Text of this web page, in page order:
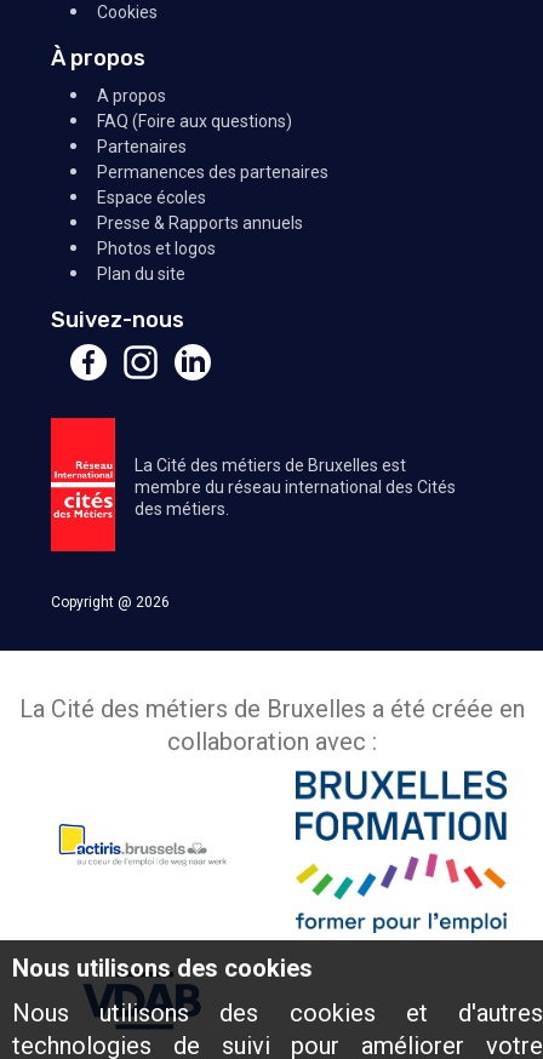
Nous utilisons des cookies
Nous utilisons des cookies et d'autres
technologies de suivi pour améliorer votre
Cookies
À propos
A propos
FAQ (Foire aux questions)
Partenaires
Permanences des partenaires
Espace écoles
Presse & Rapports annuels
Photos et logos
Plan du site
Suivez-nous
La Cité des métiers de Bruxelles est
membre du réseau international des Cités
des métiers.
Copyright @ 2026
La Cité des métiers de Bruxelles a été créée en
collaboration avec :